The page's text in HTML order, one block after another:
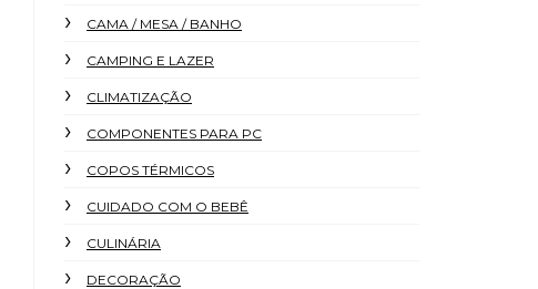
CAMA / MESA / BANHO
CAMPING E LAZER
CLIMATIZAÇÃO
COMPONENTES PARA PC
COPOS TÉRMICOS
CUIDADO COM O BEBÊ
CULINÁRIA
DECORAÇÃO